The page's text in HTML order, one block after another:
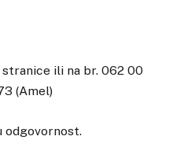
ili na br. 062 00
(Amel)
odgovornost.